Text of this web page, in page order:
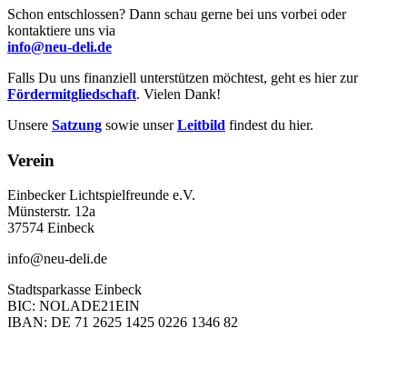
Schon entschlossen? Dann schau gerne bei uns vorbei oder
kontaktiere uns via
info@neu-deli.de
Falls Du uns finanziell unterstützen möchtest, geht es hier zur
Fördermitgliedschaft. Vielen Dank!
Unsere Satzung sowie unserLeitbild findest du hier.
Verein
Einbecker Lichtspielfreunde e.V.
Münsterstr. 12a
37574 Einbeck
info@neu-deli.de
Stadtsparkasse Einbeck
BIC: NOLADE21EIN
IBAN: DE 71 2625 1425 0226 1346 82